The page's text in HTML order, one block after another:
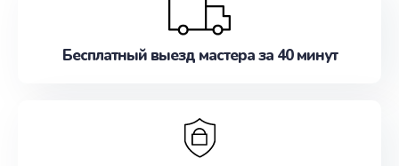
Бесплатный выезд мастера за 40 минут